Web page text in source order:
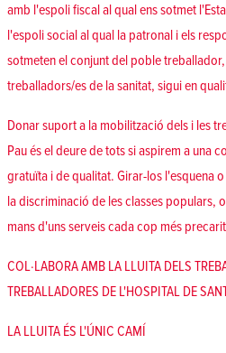
amb l'espoli fiscal al qual ens sotmet
l'espoli social al qual la patronal i els
sotmeten el conjunt del poble
treballadors/es de la sanitat, sigui en
Donar suport a la mobilització dels i les
Pau és el deure de tots si aspirem a una
gratuïta i de qualitat. Girar-los l'esquena
la discriminació de les classes populars,
mans d'uns serveis cada cop més
COL·LABORA AMB LA LLUITA DELS
TREBALLADORES DE L'HOSPITAL DE
LA LLUITA ÉS L'ÚNIC CAMÍ